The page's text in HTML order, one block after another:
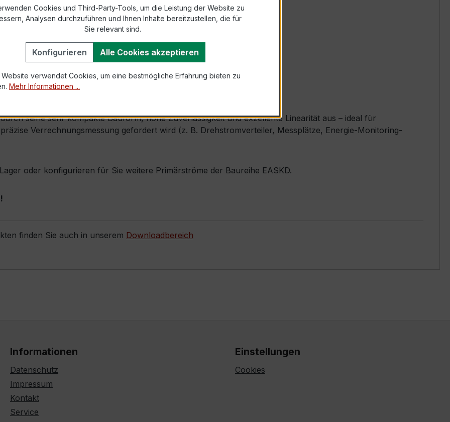
Ø 31 mm (Kabeldurchführung)
× Ipr (Dauerstrom 1 × Primärnennstrom)
× Ipr, 1 s
inkl. Isolierschutzkappe
seine sehr kompakte Bauform, hohe Zuverlässigkeit und exzellente Linearität aus – ideal für
Verrechnungsmessung gefordert wird (z. B. Drehstromverteiler, Messplätze, Energie-Monitoring-
oder konfigurieren für Sie weitere Primärströme der Baureihe EASKD.
finden Sie auch in unserem Downloadbereich
Informationen
Datenschutz
Impressum
Kontakt
Service
Einstellungen
Cookies
Cookies und Third-Party-Tools, um die Leistung der Website zu
Analysen durchzuführen und Ihnen Inhalte bereitzustellen, die für
Sie relevant sind.
Konfigurieren Alle Cookies akzeptieren
Website verwendet Cookies, um eine bestmögliche Erfahrung bieten zu
Mehr Informationen ...